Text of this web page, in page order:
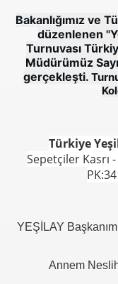
Bakanlığımız ve
düzenlenen
Turnuvası
Müdürümüz
gerçekleşti.
Türkiye
Sepetçiler Kasrı
YEŞİLAY
Annem